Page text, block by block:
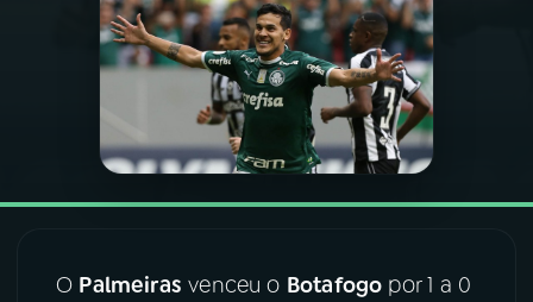
PROGRAMAÇÃO
PROGRAMAS
O Palmeiras venceu o Botafogo por 1 a 0